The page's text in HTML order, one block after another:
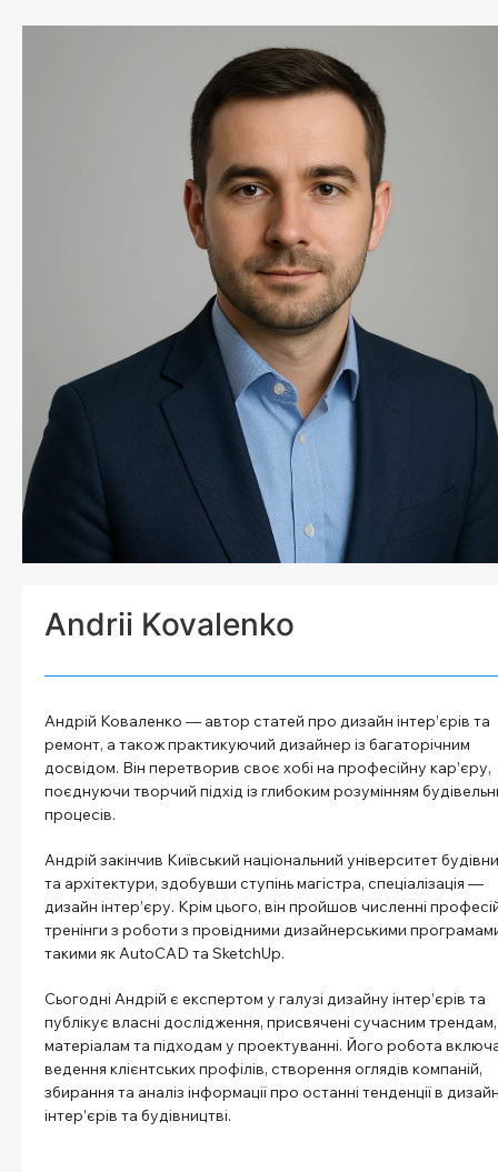
Andrii Kovalenko
Андрій Коваленко — автор статей про дизайн інтер’єрів та
ремонт, а також практикуючий дизайнер із багаторічним
досвідом. Він перетворив своє хобі на професійну кар’єру,
поєднуючи творчий підхід із глибоким розумінням
процесів.
Андрій закінчив Київський національний університет
та архітектури, здобувши ступінь магістра, спеціалізація —
дизайн інтер’єру. Крім цього, він пройшов численні
тренінги з роботи з провідними дизайнерськими
такими як AutoCAD та SketchUp.
Сьогодні Андрій є експертом у галузі дизайну інтер’єрів та
публікує власні дослідження, присвячені сучасним трендам,
матеріалам та підходам у проектуванні. Його робота
ведення клієнтських профілів, створення оглядів компаній,
збирання та аналіз інформації про останні тенденції в
інтер’єрів та будівництві.